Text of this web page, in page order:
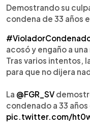
Demostrando su
condena de 33 años
acosó y engaño a
Tras varios intentos,
para que no dijera
La @FGR_SV
condenado a 33
pic.twitter.com/